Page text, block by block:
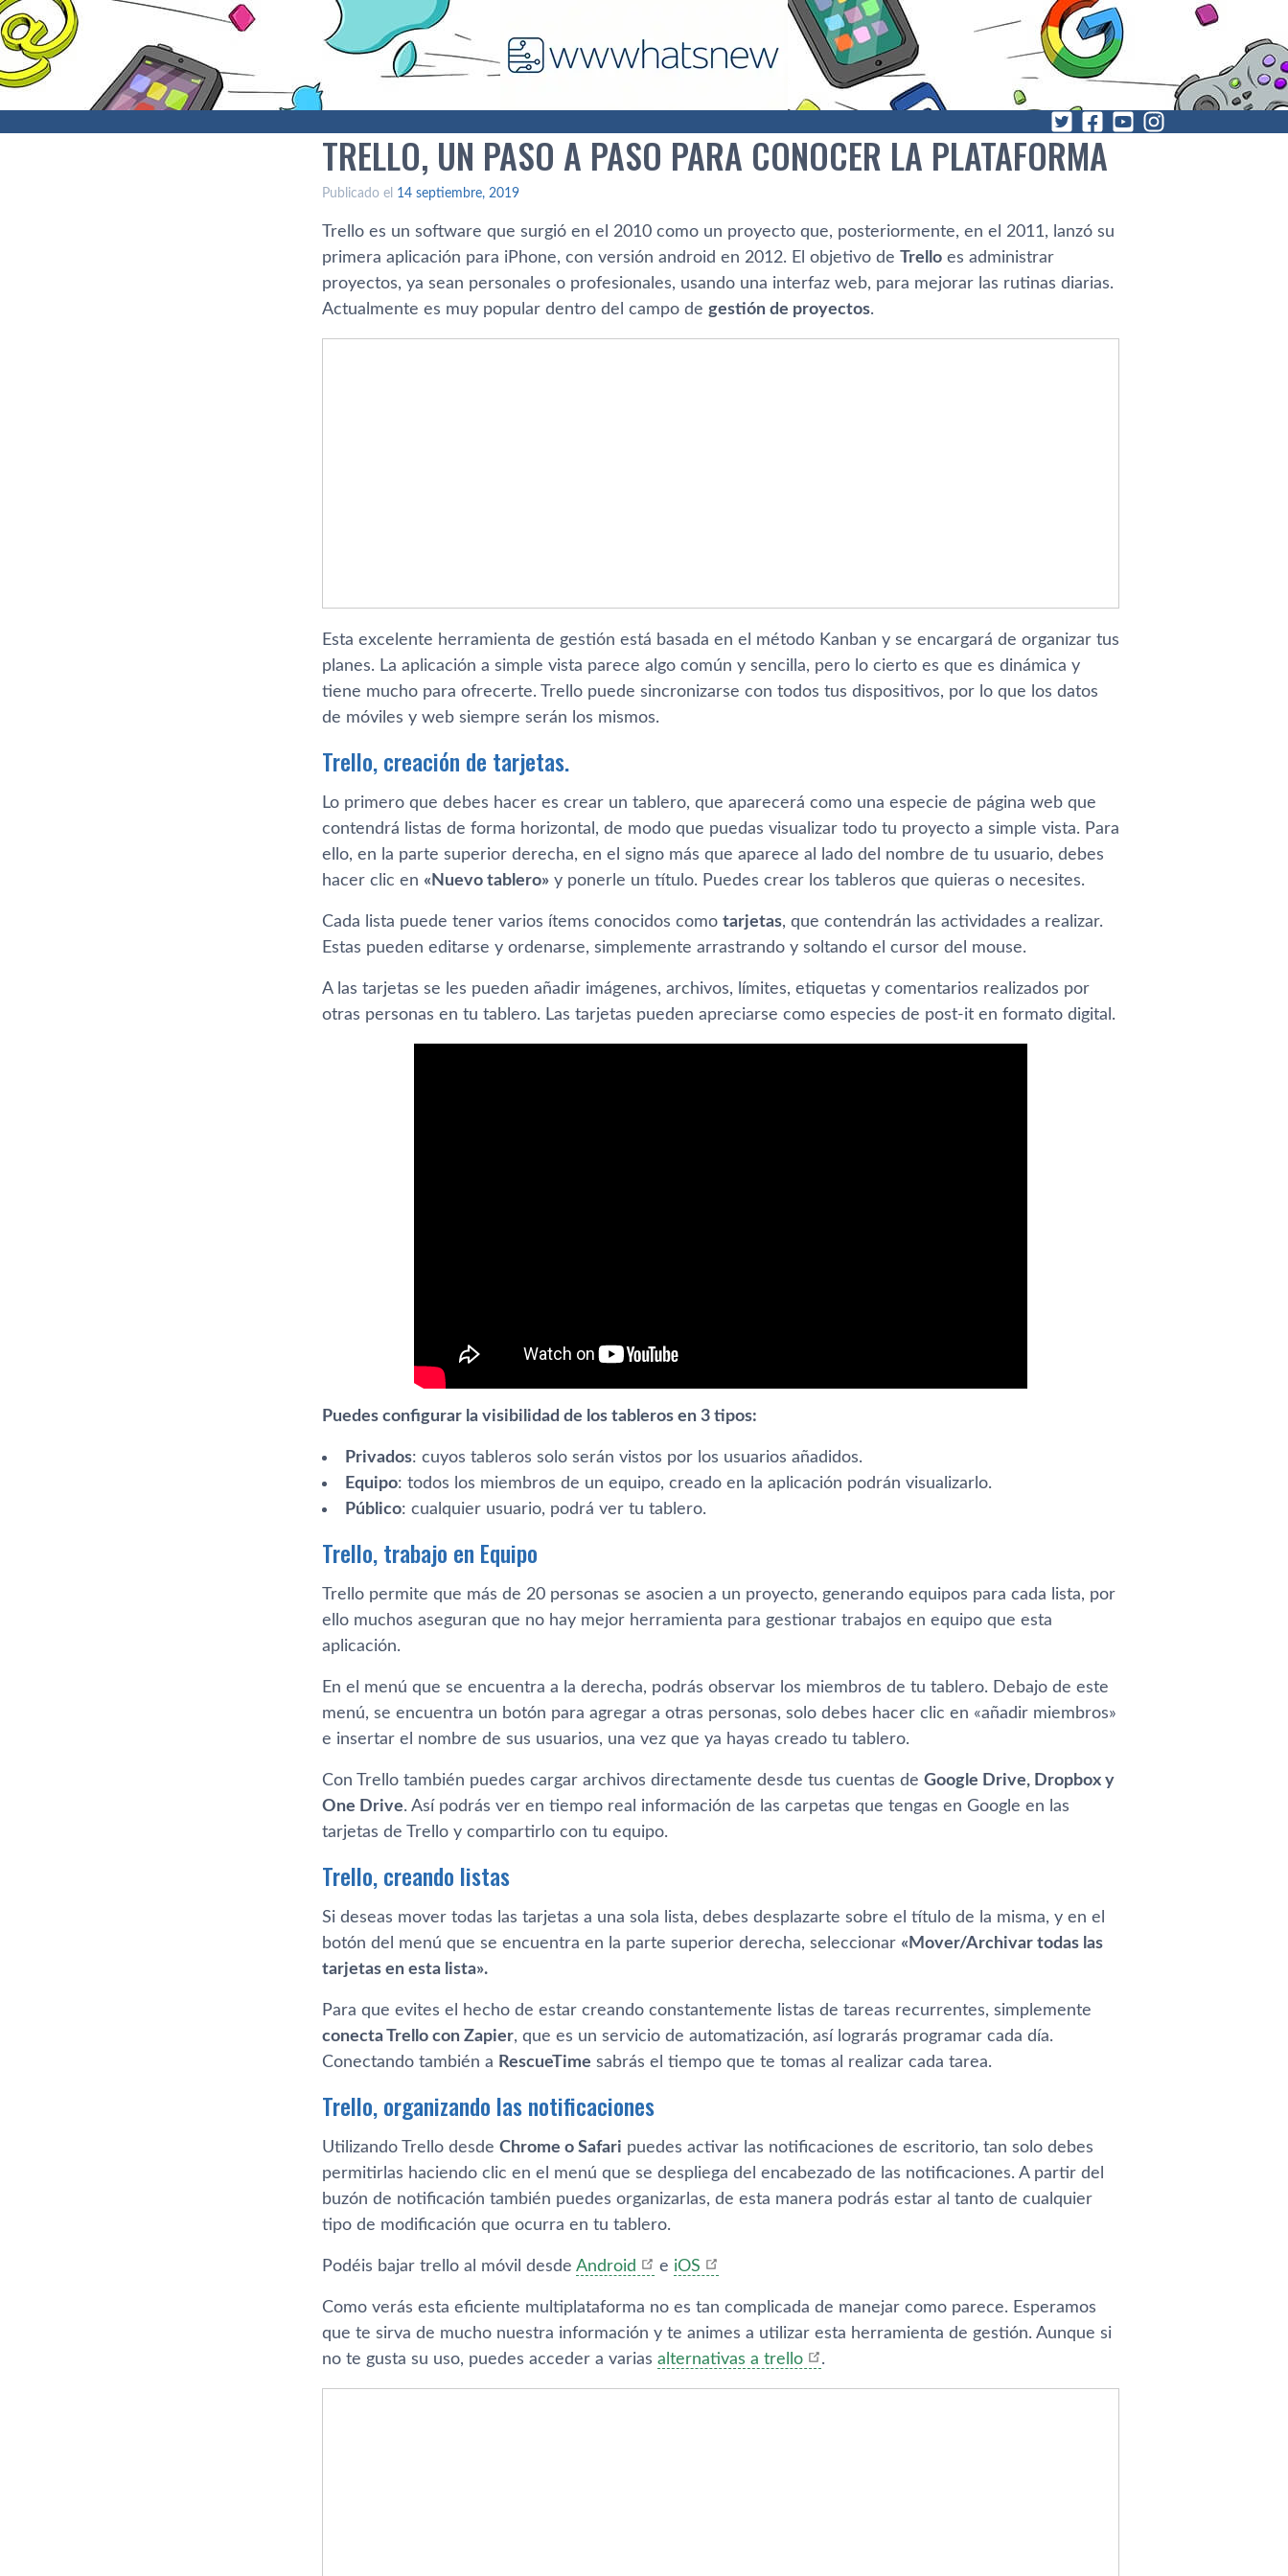
TRELLO, UN PASO A PASO PARA CONOCER LA PLATAFORMA
Publicado el 14 septiembre, 2019
Trello es un software que surgió en el 2010 como un proyecto que, posteriormente, en el 2011, lanzó su
primera aplicación para iPhone, con versión android en 2012. El objetivo de Trello es administrar
proyectos, ya sean personales o profesionales, usando una interfaz web, para mejorar las rutinas diarias.
Actualmente es muy popular dentro del campo de gestión de proyectos.
Esta excelente herramienta de gestión está basada en el método Kanban y se encargará de organizar tus
planes. La aplicación a simple vista parece algo común y sencilla, pero lo cierto es que es dinámica y
tiene mucho para ofrecerte. Trello puede sincronizarse con todos tus dispositivos, por lo que los datos
de móviles y web siempre serán los mismos.
Trello, creación de tarjetas.
Lo primero que debes hacer es crear un tablero, que aparecerá como una especie de página web que
contendrá listas de forma horizontal, de modo que puedas visualizar todo tu proyecto a simple vista. Para
ello, en la parte superior derecha, en el signo más que aparece al lado del nombre de tu usuario, debes
hacer clic en «Nuevo tablero» y ponerle un título. Puedes crear los tableros que quieras o necesites.
Cada lista puede tener varios ítems conocidos como tarjetas, que contendrán las actividades a realizar.
Estas pueden editarse y ordenarse, simplemente arrastrando y soltando el cursor del mouse.
A las tarjetas se les pueden añadir imágenes, archivos, límites, etiquetas y comentarios realizados por
otras personas en tu tablero. Las tarjetas pueden apreciarse como especies de post-it en formato digital.
Puedes configurar la visibilidad de los tableros en 3 tipos:
Privados: cuyos tableros solo serán vistos por los usuarios añadidos.
Equipo: todos los miembros de un equipo, creado en la aplicación podrán visualizarlo.
Público: cualquier usuario, podrá ver tu tablero.
Trello, trabajo en Equipo
Trello permite que más de 20 personas se asocien a un proyecto, generando equipos para cada lista, por
ello muchos aseguran que no hay mejor herramienta para gestionar trabajos en equipo que esta
aplicación.
En el menú que se encuentra a la derecha, podrás observar los miembros de tu tablero. Debajo de este
menú, se encuentra un botón para agregar a otras personas, solo debes hacer clic en «añadir miembros»
e insertar el nombre de sus usuarios, una vez que ya hayas creado tu tablero.
Con Trello también puedes cargar archivos directamente desde tus cuentas de Google Drive, Dropbox y
One Drive. Así podrás ver en tiempo real información de las carpetas que tengas en Google en las
tarjetas de Trello y compartirlo con tu equipo.
Trello, creando listas
Si deseas mover todas las tarjetas a una sola lista, debes desplazarte sobre el título de la misma, y en el
botón del menú que se encuentra en la parte superior derecha, seleccionar «Mover/Archivar todas las
tarjetas en esta lista».
Para que evites el hecho de estar creando constantemente listas de tareas recurrentes, simplemente
conecta Trello con Zapier, que es un servicio de automatización, así lograrás programar cada día.
Conectando también a RescueTime sabrás el tiempo que te tomas al realizar cada tarea.
Trello, organizando las notificaciones
Utilizando Trello desde Chrome o Safari puedes activar las notificaciones de escritorio, tan solo debes
permitirlas haciendo clic en el menú que se despliega del encabezado de las notificaciones. A partir del
buzón de notificación también puedes organizarlas, de esta manera podrás estar al tanto de cualquier
tipo de modificación que ocurra en tu tablero.
Podéis bajar trello al móvil desde Android e iOS
Como verás esta eficiente multiplataforma no es tan complicada de manejar como parece. Esperamos
que te sirva de mucho nuestra información y te animes a utilizar esta herramienta de gestión. Aunque si
no te gusta su uso, puedes acceder a varias alternativas a trello .